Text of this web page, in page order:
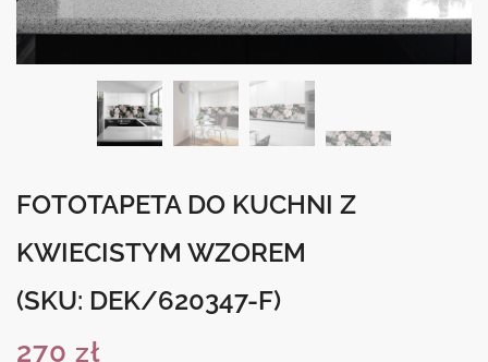
FOTOTAPETA DO KUCHNI Z
KWIECISTYM WZOREM
(SKU: DEK/620347-F)
270 zł